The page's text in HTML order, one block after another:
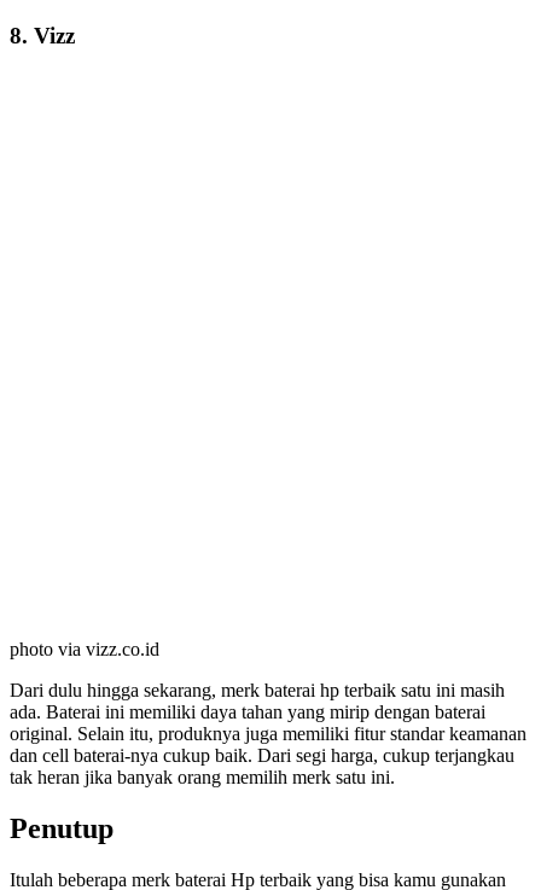
8. Vizz
photo via vizz.co.id
Dari dulu hingga sekarang, merk baterai hp terbaik satu ini masih
ada. Baterai ini memiliki daya tahan yang mirip dengan baterai
original. Selain itu, produknya juga memiliki fitur standar keamanan
dan cell baterai-nya cukup baik. Dari segi harga, cukup terjangkau
tak heran jika banyak orang memilih merk satu ini.
Penutup
Itulah beberapa merk baterai Hp terbaik yang bisa kamu gunakan